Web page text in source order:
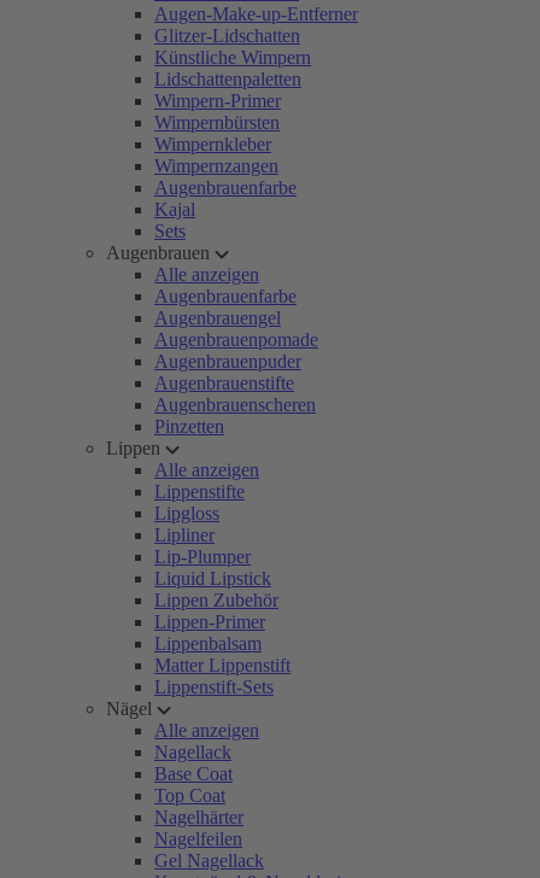
Augen-Make-up-Entferner
Glitzer-Lidschatten
Künstliche Wimpern
Lidschattenpaletten
Wimpern-Primer
Wimpernbürsten
Wimpernkleber
Wimpernzangen
Augenbrauenfarbe
Kajal
Sets
Augenbrauen
Alle anzeigen
Augenbrauenfarbe
Augenbrauengel
Augenbrauenpomade
Augenbrauenpuder
Augenbrauenstifte
Augenbrauenscheren
Pinzetten
Lippen
Alle anzeigen
Lippenstifte
Lipgloss
Lipliner
Lip-Plumper
Liquid Lipstick
Lippen Zubehör
Lippen-Primer
Lippenbalsam
Matter Lippenstift
Lippenstift-Sets
Nägel
Alle anzeigen
Nagellack
Base Coat
Top Coat
Nagelhärter
Nagelfeilen
Gel Nagellack